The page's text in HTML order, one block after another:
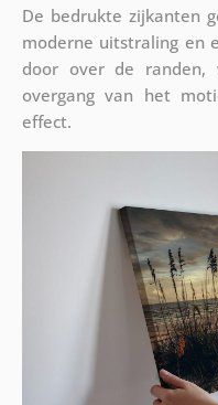
De bedrukte zijkanten
moderne uitstraling en
door over de randen,
overgang van het
effect.